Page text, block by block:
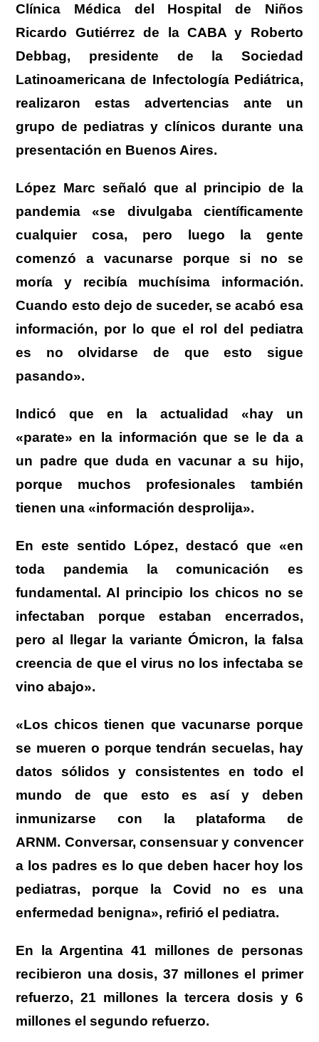
Clínica Médica del Hospital de Niños
Ricardo Gutiérrez de la CABA y Roberto
Debbag, presidente de la Sociedad
Latinoamericana de Infectología Pediátrica,
realizaron estas advertencias ante un
grupo de pediatras y clínicos durante una
presentación en Buenos Aires.
López Marc señaló que al principio de la
pandemia «se divulgaba científicamente
cualquier cosa, pero luego la gente
comenzó a vacunarse porque si no se
moría y recibía muchísima información.
Cuando esto dejo de suceder, se acabó esa
información, por lo que el rol del pediatra
es no olvidarse de que esto sigue
pasando».
Indicó que en la actualidad «hay un
«parate» en la información que se le da a
un padre que duda en vacunar a su hijo,
porque muchos profesionales también
tienen una «información desprolija».
En este sentido López, destacó que «en
toda pandemia la comunicación es
fundamental. Al principio los chicos no se
infectaban porque estaban encerrados,
pero al llegar la variante Ómicron, la falsa
creencia de que el virus no los infectaba se
vino abajo».
«Los chicos tienen que vacunarse porque
se mueren o porque tendrán secuelas, hay
datos sólidos y consistentes en todo el
mundo de que esto es así y deben
inmunizarse con la plataforma de
ARNM. Conversar, consensuar y convencer
a los padres es lo que deben hacer hoy los
pediatras, porque la Covid no es una
enfermedad benigna», refirió el pediatra.
En la Argentina 41 millones de personas
recibieron una dosis, 37 millones el primer
refuerzo, 21 millones la tercera dosis y 6
millones el segundo refuerzo.